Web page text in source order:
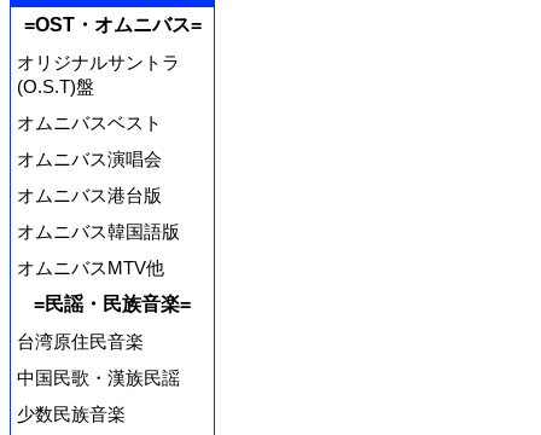
=OST・オムニバス=
オリジナルサントラ
(O.S.T)盤
オムニバスベスト
オムニバス演唱会
オムニバス港台版
オムニバス韓国語版
オムニバスMTV他
=民謡・民族音楽=
台湾原住民音楽
中国民歌・漢族民謡
少数民族音楽